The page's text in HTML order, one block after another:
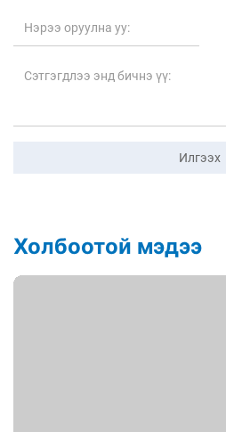
Илгээх
Холбоотой мэдээ